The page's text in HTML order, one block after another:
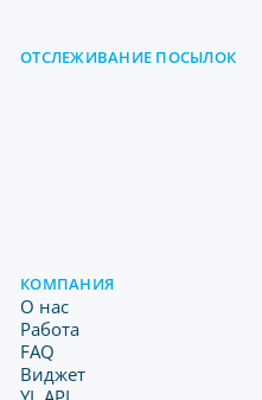
ОТСЛЕЖИВАНИЕ ПОСЫЛОК
КОМПАНИЯ
O нас
Работа
FAQ
Виджет